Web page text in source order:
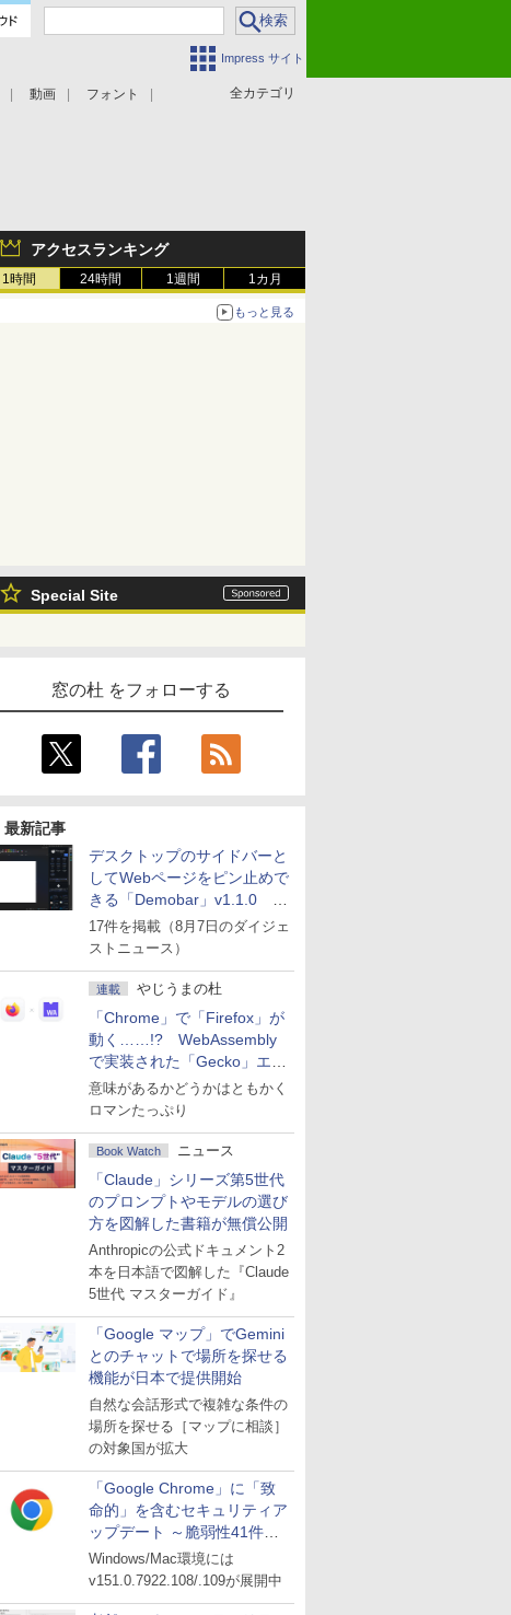
Impress サイト
全カテゴリ
動画 フォント
アクセスランキング
1時間 24時間 1週間 1カ月
もっと見る
Special Site
窓の杜 をフォローする
最新記事
デスクトップのサイドバーと
してWebページをピン止めで
きる「Demobar」v1.1.0 ほ
か
17件を掲載（8月7日のダイジェ
ストニュース）
連載 やじうまの杜
「Chrome」で「Firefox」が
動く……!? WebAssembly
で実装された「Gecko」エン
ジン
意味があるかどうかはともかく
ロマンたっぷり
Book Watch ニュース
「Claude」シリーズ第5世代
のプロンプトやモデルの選び
方を図解した書籍が無償公開
Anthropicの公式ドキュメント2
本を日本語で図解した『Claude
5世代 マスターガイド』
「Google マップ」でGemini
とのチャットで場所を探せる
機能が日本で提供開始
自然な会話形式で複雑な条件の
場所を探せる［マップに相談］
の対象国が拡大
「Google Chrome」に「致
命的」を含むセキュリティア
ップデート ～脆弱性41件に
対処
Windows/Mac環境には
v151.0.7922.108/.109が展開中